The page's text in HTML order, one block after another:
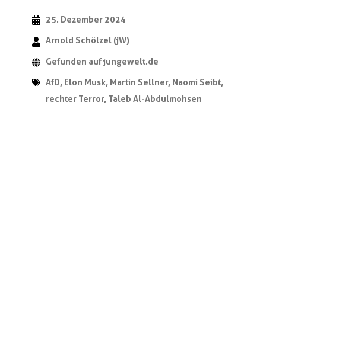
25. Dezember 2024
Arnold Schölzel (jW)
Gefunden auf jungewelt.de
AfD, Elon Musk, Martin Sellner, Naomi Seibt,
rechter Terror, Taleb Al-Abdulmohsen